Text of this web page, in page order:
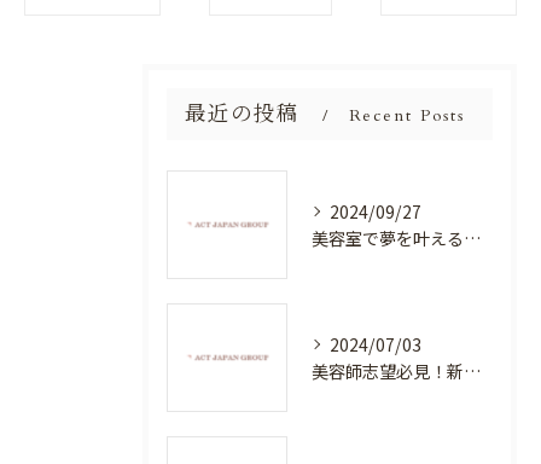
最近の投稿 Recent Posts
2024/09/27
美容室で夢を叶える！自分を磨く新たなチャンス
2024/07/03
美容師志望必見！新たな価値を創造する美容室でハイレベルな技術を学べる環境